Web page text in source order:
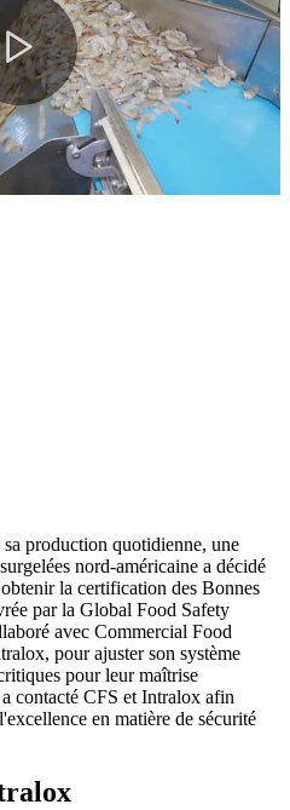
production quotidienne, une
nord-américaine a décidé
la certification des Bonnes
par la Global Food Safety
avec Commercial Food
pour ajuster son système
pour leur maîtrise
contacté CFS et Intralox afin
en matière de sécurité